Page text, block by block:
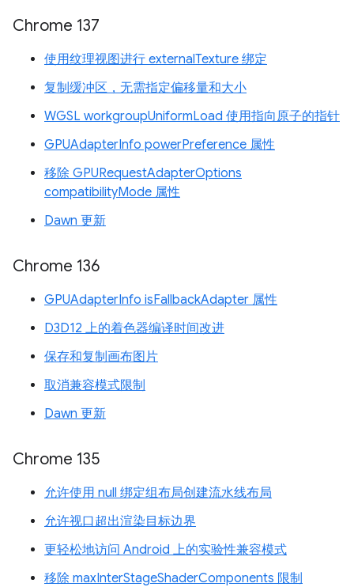
Chrome 137
使用纹理视图进行 externalTexture 绑定
复制缓冲区，无需指定偏移量和大小
WGSL workgroupUniformLoad 使用指向原子的指针
GPUAdapterInfo powerPreference 属性
移除 GPURequestAdapterOptions
compatibilityMode 属性
Dawn 更新
Chrome 136
GPUAdapterInfo isFallbackAdapter 属性
D3D12 上的着色器编译时间改进
保存和复制画布图片
取消兼容模式限制
Dawn 更新
Chrome 135
允许使用 null 绑定组布局创建流水线布局
允许视口超出渲染目标边界
更轻松地访问 Android 上的实验性兼容模式
移除 maxInterStageShaderComponents 限制